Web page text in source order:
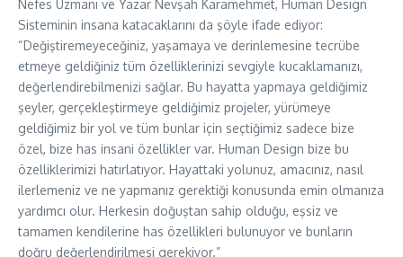
Nefes Uzmanı ve Yazar Nevşah Karamehmet, Human Design
Sisteminin insana katacaklarını da şöyle ifade ediyor:
“Değiştiremeyeceğiniz, yaşamaya ve derinlemesine tecrübe
etmeye geldiğiniz tüm özelliklerinizi sevgiyle kucaklamanızı,
değerlendirebilmenizi sağlar. Bu hayatta yapmaya geldiğimiz
şeyler, gerçekleştirmeye geldiğimiz projeler, yürümeye
geldiğimiz bir yol ve tüm bunlar için seçtiğimiz sadece bize
özel, bize has insani özellikler var. Human Design bize bu
özelliklerimizi hatırlatıyor. Hayattaki yolunuz, amacınız, nasıl
ilerlemeniz ve ne yapmanız gerektiği konusunda emin olmanıza
yardımcı olur. Herkesin doğuştan sahip olduğu, eşsiz ve
tamamen kendilerine has özellikleri bulunuyor ve bunların
doğru değerlendirilmesi gerekiyor.”